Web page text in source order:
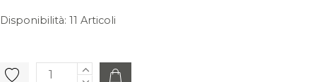
Disponibilità: 11 Articoli